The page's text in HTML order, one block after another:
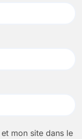
mon site dans le